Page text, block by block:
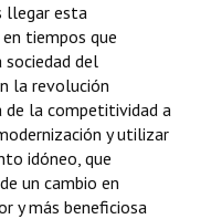
llegar esta
tiempos que
del
la revolución
la competitividad a
y utilizar
idóneo, que
un cambio en
y más beneficiosa